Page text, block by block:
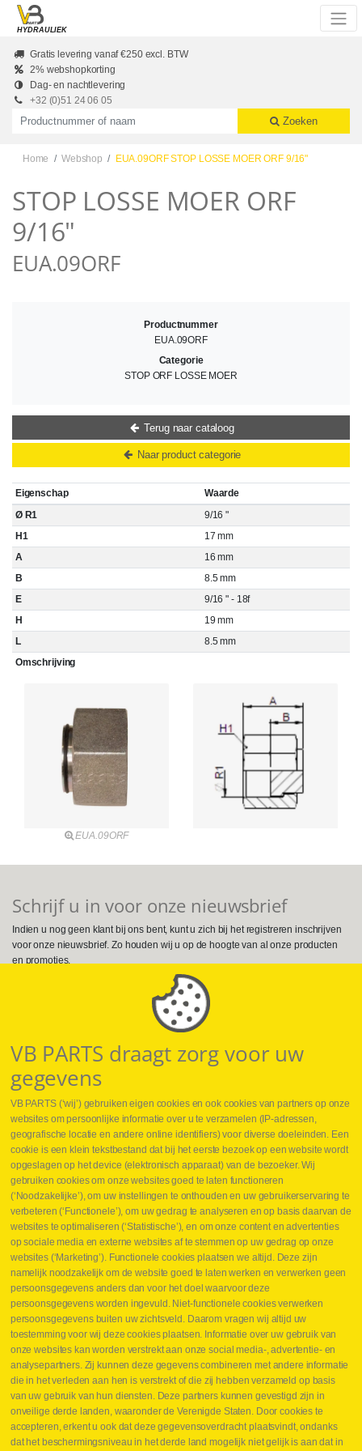
Skip to main content
HYDRAULIEK
Gratis levering vanaf €250 excl. BTW
2% webshopkorting
Dag- en nachtlevering
+32 (0)51 24 06 05
Productnummer of naam
Zoeken
Home Webshop EUA.09ORF STOP LOSSE MOER ORF 9/16"
STOP LOSSE MOER ORF
9/16"
EUA.09ORF
Eigenschap
Waarde
Ø R1
9/16 "
H1
17 mm
A
16 mm
B
8.5 mm
E
9/16 " - 18f
H
19 mm
L
8.5 mm
Omschrijving
EUA.09ORF
Productnummer
EUA.09ORF
Categorie
STOP ORF LOSSE MOER
Terug naar cataloog
Naar product categorie
Schrijf u in voor onze nieuwsbrief
Indien u nog geen klant bij ons bent, kunt u zich bij het registreren inschrijven
voor onze nieuwsbrief. Zo houden wij u op de hoogte van al onze producten
en promoties.
Volg ons op Social Media
Webshop
Nieuws
Jobs
Contact
Leveringen
Drukcontrole set
Persmaten
Herstellen cilinders
Hoe opmeten?
Hydrogroepen
Hydraulische slangen
Contact VB Parts
Abraham Hansstraat 7 ,B-8800 Roeselare
Tel. +32 (0)51 24 06 05
E-mail info@vbparts.be
⏳ Laatste maand Webtec-promotie!
VB PARTS draagt zorg voor uw
gegevens
VB PARTS (‘wij’) gebruiken eigen cookies en ook cookies van partners op onze
websites om persoonlijke informatie over u te verzamelen (IP-adressen,
geografische locatie en andere online identifiers) voor diverse doeleinden. Een
cookie is een klein tekstbestand dat bij het eerste bezoek op een website wordt
opgeslagen op het device (elektronisch apparaat) van de bezoeker. Wij
gebruiken cookies om onze websites goed te laten functioneren
(‘Noodzakelijke’), om uw instellingen te onthouden en uw gebruikerservaring te
verbeteren (‘Functionele’), om uw gedrag te analyseren en op basis daarvan de
websites te optimaliseren (‘Statistische’), en om onze content en advertenties
op sociale media en externe websites af te stemmen op uw gedrag op onze
websites (‘Marketing’). Functionele cookies plaatsen we altijd. Deze zijn
namelijk noodzakelijk om de website goed te laten werken en verwerken geen
persoonsgegevens anders dan voor het doel waarvoor deze
persoonsgegevens worden ingevuld. Niet-functionele cookies verwerken
persoonsgegevens buiten uw zichtsveld. Daarom vragen wij altijd uw
toestemming voor wij deze cookies plaatsen. Informatie over uw gebruik van
onze websites kan worden verstrekt aan onze social media-, advertentie- en
analysepartners. Zij kunnen deze gegevens combineren met andere informatie
die in het verleden aan hen is verstrekt of die zij hebben verzameld op basis
van uw gebruik van hun diensten. Deze partners kunnen gevestigd zijn in
onveilige derde landen, waaronder de Verenigde Staten. Door cookies te
accepteren, erkent u ook dat deze gegevensoverdracht plaatsvindt, ondanks
dat het beschermingsniveau in het derde land mogelijk niet gelijk is aan dat in